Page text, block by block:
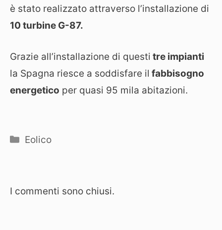
è stato realizzato attraverso l’installazione di
10 turbine G-87.
Grazie all’installazione di questi tre impianti
la Spagna riesce a soddisfare il fabbisogno
energetico per quasi 95 mila abitazioni.
Categorie
Eolico
I commenti sono chiusi.